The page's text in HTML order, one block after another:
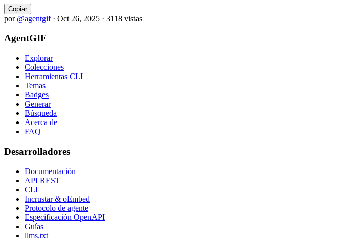
Copiar
por @agentgif · Oct 26, 2025 · 3118 vistas
AgentGIF
Explorar
Colecciones
Herramientas CLI
Temas
Badges
Generar
Búsqueda
Acerca de
FAQ
Desarrolladores
Documentación
API REST
CLI
Incrustar & oEmbed
Protocolo de agente
Especificación OpenAPI
Guías
llms.txt